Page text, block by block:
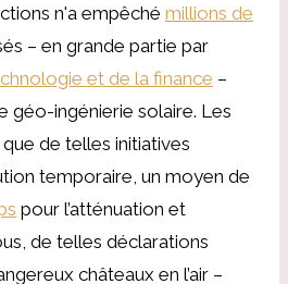
n'a empêché millions de
– en grande partie par
et de la finance –
géo-ingénierie solaire. Les
de telles initiatives
temporaire, un moyen de
pour l’atténuation et
de telles déclarations
châteaux en l’air –